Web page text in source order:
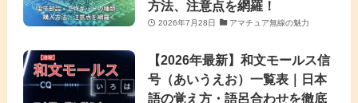
方法、注意点を網羅！
2026年7月28日 アマチュア無線の魅力
【2026年最新】和文モールス信
号（あいうえお）一覧表｜日本
語の覚え方・語呂合わせを徹底